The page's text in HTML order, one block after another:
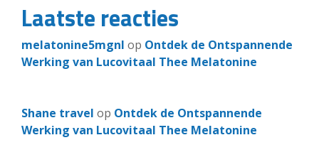
Laatste reacties
melatonine5mgnl op Ontdek de Ontspannende
Werking van Lucovitaal Thee Melatonine
Shane travel op Ontdek de Ontspannende
Werking van Lucovitaal Thee Melatonine